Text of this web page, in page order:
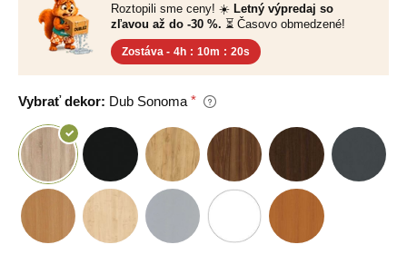
Roztopili sme ceny! ☀️ Letný výpredaj so
zľavou až do -30 %. ⏳ Časovo obmedzené!
Zostáva - 4h : 10m : 19s
Vybrať dekor: Dub Sonoma